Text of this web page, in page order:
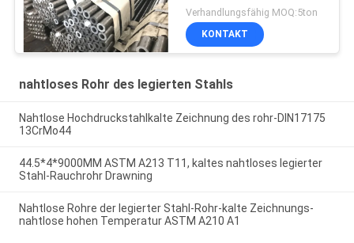
Kohlenstoffstahl der
hohen Temperatur
Verhandlungsfähig MOQ:5ton
KONTAKT
nahtloses Rohr des legierten Stahls
Nahtlose Hochdruckstahlkalte Zeichnung des rohr-DIN17175
13CrMo44
44.5*4*9000MM ASTM A213 T11, kaltes nahtloses legierter
Stahl-Rauchrohr Drawning
Nahtlose Rohre der legierter Stahl-Rohr-kalte Zeichnungs-
nahtlose hohen Temperatur ASTM A210 A1